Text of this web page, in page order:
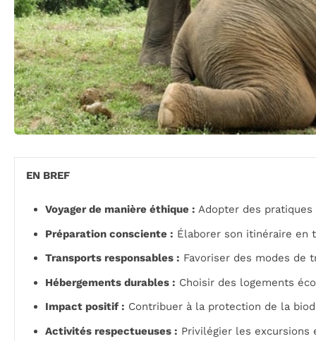
EN BREF
Voyager de manière éthique : Adopter des
Préparation consciente : Élaborer son itinéraire en
Transports responsables : Favoriser des modes de
Hébergements durables : Choisir des logements
Impact positif : Contribuer à la protection de la
Activités respectueuses : Privilégier les excursions